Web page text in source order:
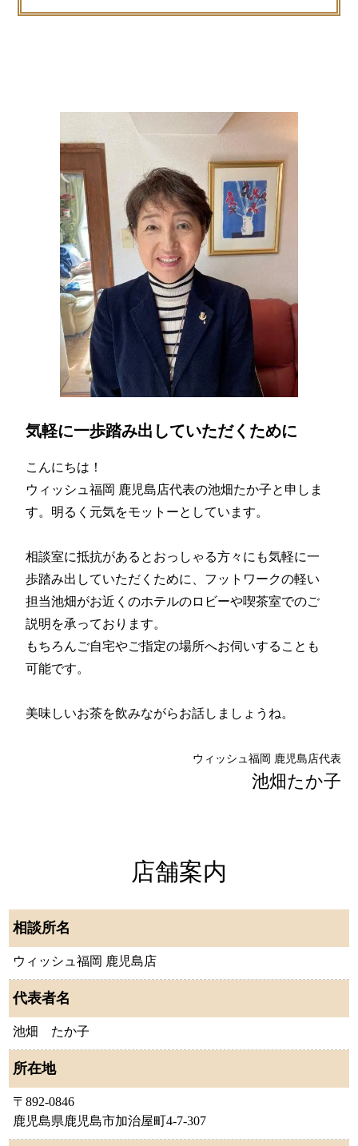
気軽に一歩踏み出していただくために
こんにちは！
ウィッシュ福岡 鹿児島店代表の池畑たか子と申しま
す。明るく元気をモットーとしています。
相談室に抵抗があるとおっしゃる方々にも気軽に一
歩踏み出していただくために、フットワークの軽い
担当池畑がお近くのホテルのロビーや喫茶室でのご
説明を承っております。
もちろんご自宅やご指定の場所へお伺いすることも
可能です。
美味しいお茶を飲みながらお話しましょうね。
ウィッシュ福岡 鹿児島店代表
池畑たか子
店舗案内
相談所名
ウィッシュ福岡 鹿児島店
代表者名
池畑 たか子
所在地
〒892-0846
鹿児島県鹿児島市加治屋町4-7-307